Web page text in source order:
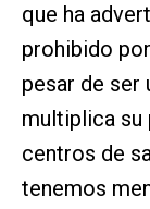
que ha
prohibido
pesar de ser
multiplica su
centros de
tenemos